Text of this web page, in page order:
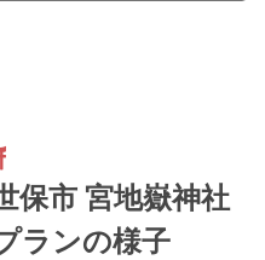
保市 宮地嶽神社
ランの様子